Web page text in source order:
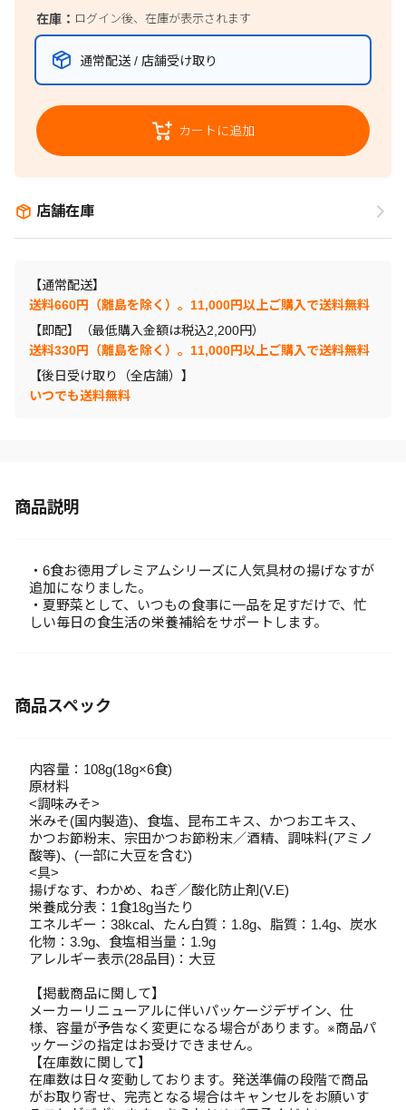
在庫： ログイン後、在庫が表示されます
通常配送 / 店舗受け取り
カートに追加
店舗在庫
【通常配送】
送料660円（離島を除く）。11,000円以上ご購入で送料無料
【即配】（最低購入金額は税込2,200円）
送料330円（離島を除く）。11,000円以上ご購入で送料無料
【後日受け取り（全店舗）】
いつでも送料無料
商品説明
・6食お徳用プレミアムシリーズに人気具材の揚げなすが
追加になりました。
・夏野菜として、いつもの食事に一品を足すだけで、忙
しい毎日の食生活の栄養補給をサポートします。
商品スペック
内容量：108g(18g×6食)
原材料
<調味みそ>
米みそ(国内製造)、食塩、昆布エキス、かつおエキス、
かつお節粉末、宗田かつお節粉末／酒精、調味料(アミノ
酸等)、(一部に大豆を含む)
<具>
揚げなす、わかめ、ねぎ／酸化防止剤(V.E)
栄養成分表：1食18g当たり
エネルギー：38kcal、たん白質：1.8g、脂質：1.4g、炭水
化物：3.9g、食塩相当量：1.9g
アレルギー表示(28品目)：大豆
【掲載商品に関して】
メーカーリニューアルに伴いパッケージデザイン、仕
様、容量が予告なく変更になる場合があります。※商品パ
ッケージの指定はお受けできません。
【在庫数に関して】
在庫数は日々変動しております。発送準備の段階で商品
がお取り寄せ、完売となる場合はキャンセルをお願いす